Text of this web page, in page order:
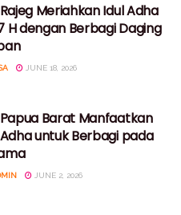
Rajeg Meriahkan Idul Adha
H dengan Berbagi Daging
JUNE 18, 2026
Papua Barat Manfaatkan
untuk Berbagi pada
JUNE 2, 2026